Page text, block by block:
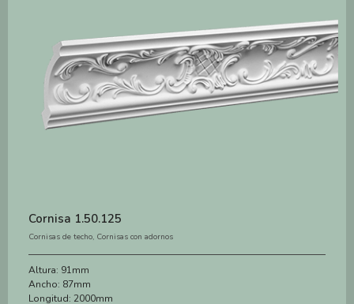
Cornisa 1.50.125
Cornisas de techo, Cornisas con adornos
Altura: 91mm
Ancho: 87mm
Longitud: 2000mm